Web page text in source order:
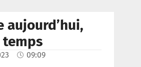
aujourd’hui,
09:09